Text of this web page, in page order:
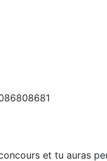
et tu auras